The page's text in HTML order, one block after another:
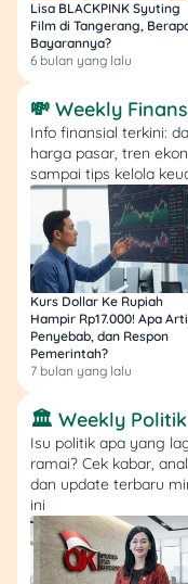
“CapCut
atau “Jadi
Klik banner
pendaftaran.
Biasanya
Data diri
email,
sosial).
Contoh
yang
kamu buat.
Link akun
(karena
terhubung
dengan
📌 Tips: Lebih
diterima kalau akun
TikTok/IG kamu aktif
upload konten.
2. Tunggu
CapCut
Lisa BLACKPINK Syuting
Film di Tangerang,
Bayarannya?
6 bulan yang lalu
💸 Weekly
Info finansial terkini:
harga pasar, tren
sampai tips kelola
Kurs Dollar Ke Rupiah
Hampir Rp17.000! Apa Arti,
Penyebab, dan Respon
Pemerintah?
7 bulan yang lalu
🏛️ Weekly Politik
Isu politik apa yang
ramai? Cek kabar,
dan update terbaru
ini